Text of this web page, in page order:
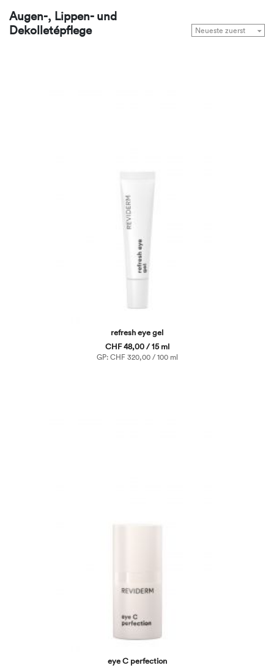
Augen-, Lippen- und
Dekolletépflege
refresh eye gel
CHF 48,00 / 15 ml
GP: CHF 320,00 / 100 ml
eye C perfection